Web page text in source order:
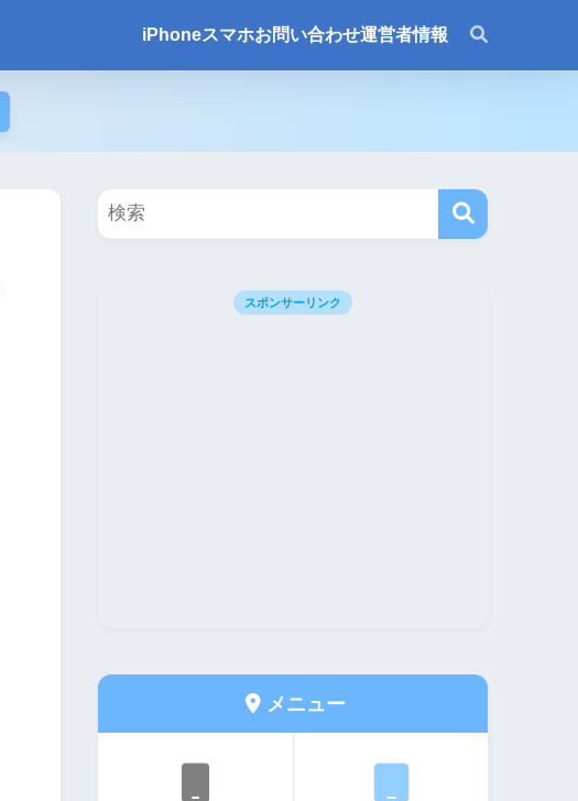
iPhoneスマホお問い合わせ運営者情報
スポンサーリンク
メニュー